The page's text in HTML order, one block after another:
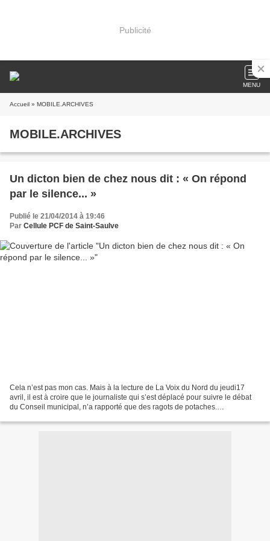
Publicité
MENU
Accueil » MOBILE.ARCHIVES
MOBILE.ARCHIVES
Un dicton bien de chez nous dit : « On répond
par le silence... »
Publié le 21/04/2014 à 19:46
Par Cellule PCF de Saint-Saulve
Cela n’est pas mon cas. Mais à la lecture de La Voix du Nord du jeudi17
avril, il est à croire que le journaliste qui s’est déplacé pour suivre le débat
du Conseil municipal, n’a rapporté que des ragots de potaches.